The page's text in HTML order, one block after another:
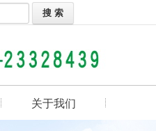
关于我们